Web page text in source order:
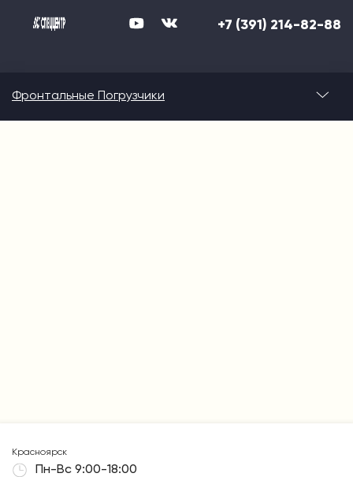
+7 (391) 214-82-88
Фронтальные Погрузчики
Красноярск
Пн-Вс 9:00-18:00